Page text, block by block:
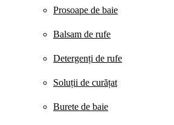
Prosoape de baie
Balsam de rufe
Detergenți de rufe
Soluții de curățat
Burete de baie